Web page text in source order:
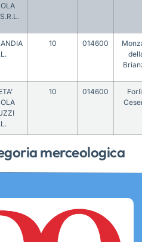
merceologica
10 014600
10 014600